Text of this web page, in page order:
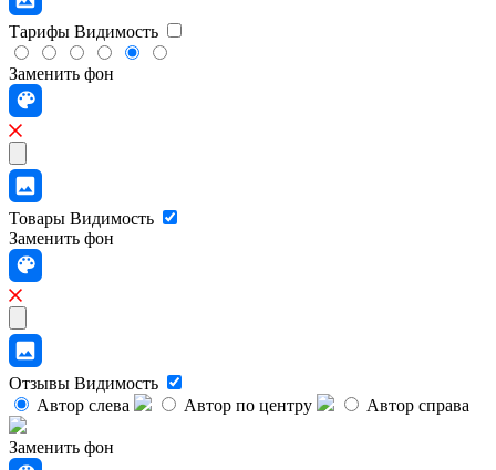
Тарифы Видимость
Заменить фон
Товары Видимость
Заменить фон
Отзывы Видимость
Автор слева
Автор по центру Автор справа
Заменить фон